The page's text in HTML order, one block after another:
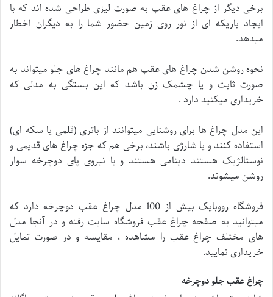
برخی دیگر از چراغ های عقب به صورت لیزی طراحی شده اند که با
ایجاد باریکه ای از نور روی زمین حضور شما را به دیگران اخطار
میدهد.
نحوه روشن شدن چراغ های عقب هم مانند چراغ های جلو میتواند به
صورت ثابت و یا چشمک زن باشد که این بستگی به مدلی که
خریداری میکنید دارد .
این مدل چراغ ها برای روشنایی میتوانند از باتری (قلمی یا سکه ای)
استفاده کنند و یا شارژی باشند، برخی هم که جزء چراغ های قدیمی و
نوستالژیک هستند دینامی هستند و با نیروی پای دوچرخه سوار
روشن میشوند.
فروشگاه رووبایک بیش از 100 مدل چراغ عقب دوچرخه دارد که
میتوانید به صفحه چراغ عقب فروشگاه سایت رفته و در آنجا مدل
های مختلف چراغ عقب را مشاهده ، مقایسه و در صورت تمایل
خریداری نمایید.
چراغ عقب جلو دوچرخه